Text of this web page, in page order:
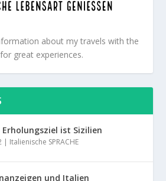
about my travels with the
great experiences.
Erholungsziel ist Sizilien
| Italienische SPRACHE
und Italien